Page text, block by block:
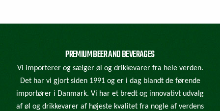
PREMIUM BEER AND BEVERAGES
Vi importerer og sælger øl og drikkevarer fra hele verden.
Det har vi gjort siden 1991 og er i dag blandt de førende
importører i Danmark. Vi har et bredt og innovativt udvalg
af øl og drikkevarer af højeste kvalitet fra nogle af verdens